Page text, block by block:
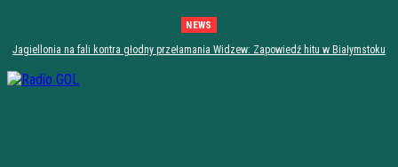
NEWS
Jagiellonia na fali kontra głodny przełamania Widzew: Zapowiedź hitu w Białymstoku